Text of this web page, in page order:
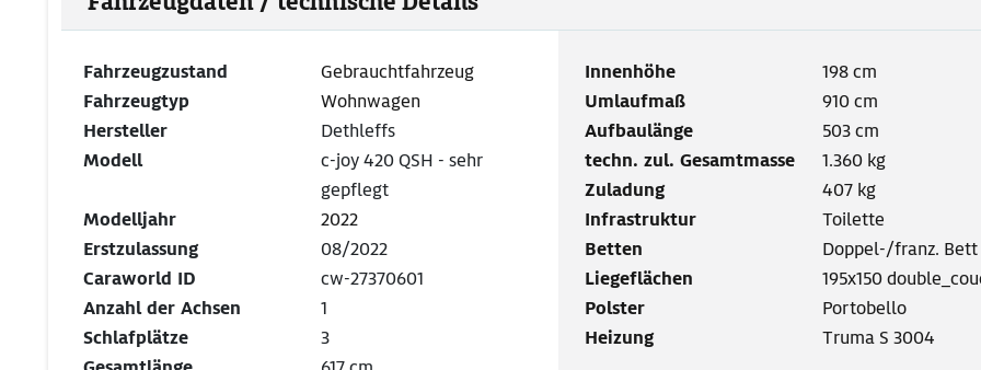
Fahrzeugzustand
Gebrauchtfahrzeug
Fahrzeugtyp
Wohnwagen
Hersteller
Dethleffs
Modell
c-joy 420 QSH - sehr
gepflegt
Modelljahr
2022
Erstzulassung
08/2022
Caraworld ID
cw-27370601
Anzahl der Achsen
1
Schlafplätze
3
Innenhöhe
198 cm
Umlaufmaß
910 cm
Aufbaulänge
503 cm
techn. zul. Gesamtmasse
1.360 kg
Zuladung
407 kg
Infrastruktur
Toilette
Betten
Doppel-/franz. Bett
Liegeflächen
195x150
Polster
Portobello
Heizung
Truma S 3004